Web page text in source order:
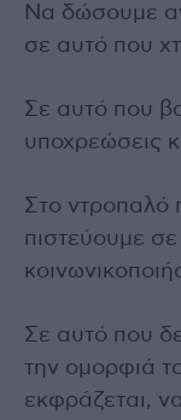
Να δώσουμε
σε αυτό που
Σε αυτό που
υποχρεώσεις
Στο ντροπαλό
πιστεύουμε
Σε αυτό που
την ομορφιά
εκφράζεται,